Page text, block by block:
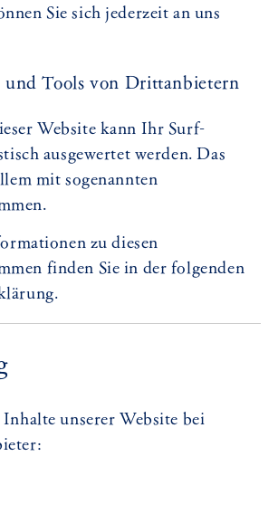
Sie sich jederzeit an uns
und Tools von Dritt­anbietern
Website kann Ihr Surf-
ausgewertet werden. Das
mit sogenannten
zu diesen
finden Sie in der folgenden
unserer Website bei